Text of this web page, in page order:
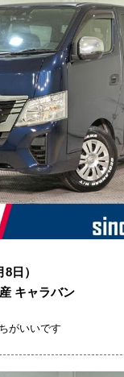
8日）
キャラバン
がいいです